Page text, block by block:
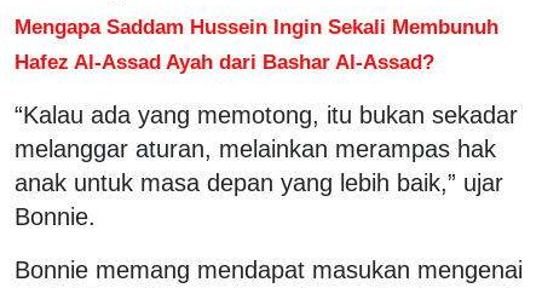
Mengapa Saddam Hussein Ingin Sekali Membunuh
Hafez Al-Assad Ayah dari Bashar Al-Assad?
“Kalau ada yang memotong, itu bukan sekadar
melanggar aturan, melainkan merampas hak
anak untuk masa depan yang lebih baik,” ujar
Bonnie.
Bonnie memang mendapat masukan mengenai